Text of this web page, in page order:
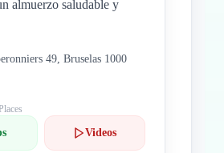
almuerzo saludable y
49, Bruselas 1000
Videos